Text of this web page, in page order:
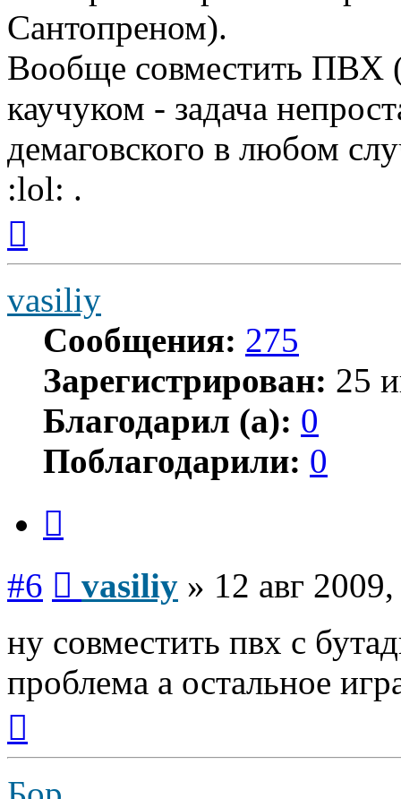
Сантопреном).
Вообще совместить ПВХ
каучуком - задача
демаговского в любом
:lol: .
началу
vasiliy
Сообщения: 275
Зарегистрирован: 25
Благодарил (а): 0
Поблагодарили: 0
#6 vasiliy » 12 авг
ну совместить пвх с
проблема а остальное
началу